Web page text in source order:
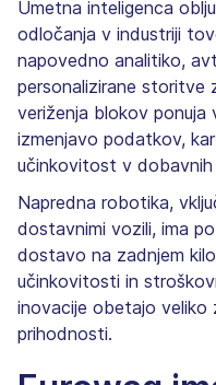
Umetna inteligenca
odločanja v industriji
napovedno analitiko,
personalizirane storitve
veriženja blokov ponuja
izmenjavo podatkov,
učinkovitost v dobavnih
Napredna robotika,
dostavnimi vozili, ima
dostavo na zadnjem
učinkovitosti in
inovacije obetajo
prihodnosti.